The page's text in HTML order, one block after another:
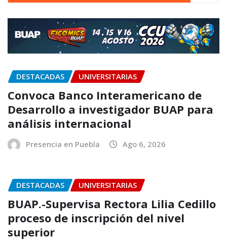
DESTACADAS UNIVERSITARIAS
Convoca Banco Interamericano de
Desarrollo a investigador BUAP para
análisis internacional
Presencia en Puebla Ago 6, 2026
DESTACADAS UNIVERSITARIAS
BUAP.-Supervisa Rectora Lilia Cedillo
proceso de inscripción del nivel
superior